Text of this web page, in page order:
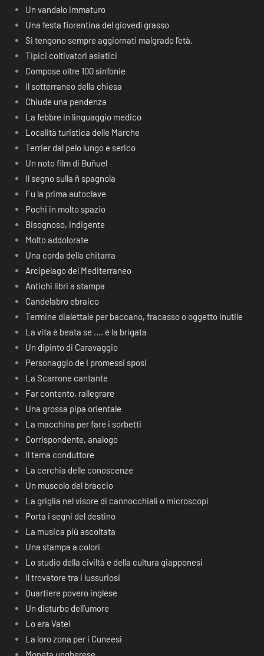
Un vandalo immaturo
Una festa fiorentina del giovedì grasso
Si tengono sempre aggiornati malgrado l’età.
Tipici coltivatori asiatici
Compose oltre 100 sinfonie
Il sotterraneo della chiesa
Chiude una pendenza
La febbre in linguaggio medico
Località turistica delle Marche
Terrier dal pelo lungo e serico
Un noto film di Buñuel
Il segno sulla ñ spagnola
Fu la prima autoclave
Pochi in molto spazio
Bisognoso, indigente
Molto addolorate
Una corda della chitarra
Arcipelago del Mediterraneo
Antichi libri a stampa
Candelabro ebraico
Termine dialettale per baccano, fracasso o oggetto inutile
La vita è beata se …. è la brigata
Un dipinto di Caravaggio
Personaggio de I promessi sposi
La Scarrone cantante
Far contento, rallegrare
Una grossa pipa orientale
La macchina per fare i sorbetti
Corrispondente, analogo
Il tema conduttore
La cerchia delle conoscenze
Un muscolo del braccio
La griglia nel visore di cannocchiali o microscopi
Porta i segni del destino
La musica più ascoltata
Una stampa a colori
Lo studio della civiltà e della cultura giapponesi
Il trovatore tra i lussuriosi
Quartiere povero inglese
Un disturbo dell’umore
Lo era Vatel
La loro zona per i Cuneesi